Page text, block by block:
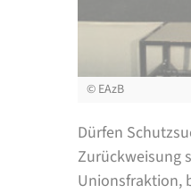
© EAzB
Dürfen
Zurückweisung
Unionsfraktion,